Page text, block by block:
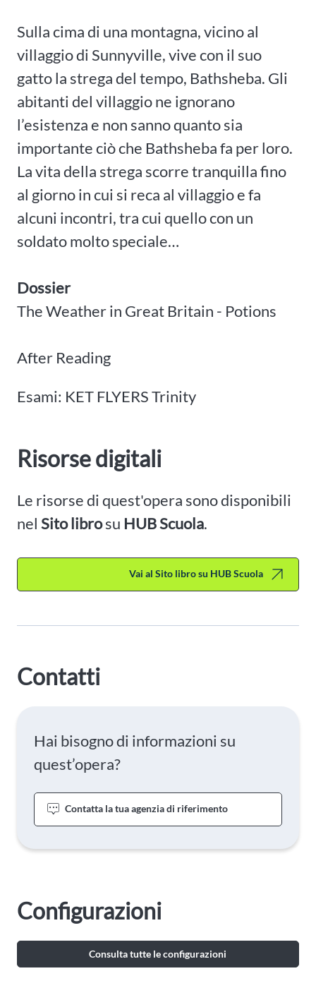
Sulla cima di una montagna, vicino al
villaggio di Sunnyville, vive con il suo
gatto la strega del tempo, Bathsheba. Gli
abitanti del villaggio ne ignorano
l’esistenza e non sanno quanto sia
importante ciò che Bathsheba fa per loro.
La vita della strega scorre tranquilla fino
al giorno in cui si reca al villaggio e fa
alcuni incontri, tra cui quello con un
soldato molto speciale…
Dossier
The Weather in Great Britain - Potions
After Reading
Esami: KET FLYERS Trinity
Risorse digitali
Le risorse di quest'opera sono disponibili
nel Sito librosu HUB Scuola.
Vai al Sito libro su HUB Scuola
Contatti
Hai bisogno di informazioni su
quest’opera?
Contatta la tua agenzia di riferimento
Configurazioni
Consulta tutte le configurazioni